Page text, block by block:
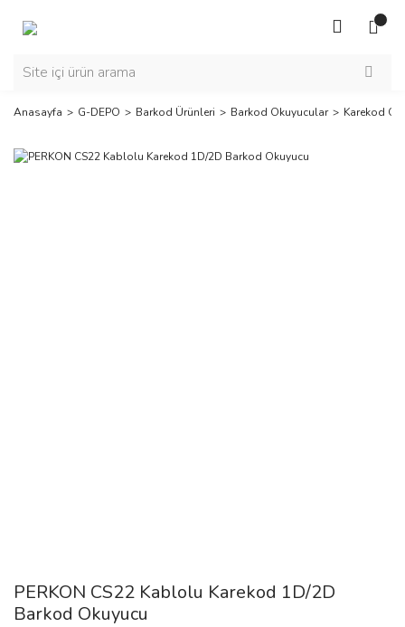
Anasayfa G-DEPO Barkod Ürünleri Barkod Okuyucular Karekod
PERKON CS22 Kablolu Karekod 1D/2D
Barkod Okuyucu